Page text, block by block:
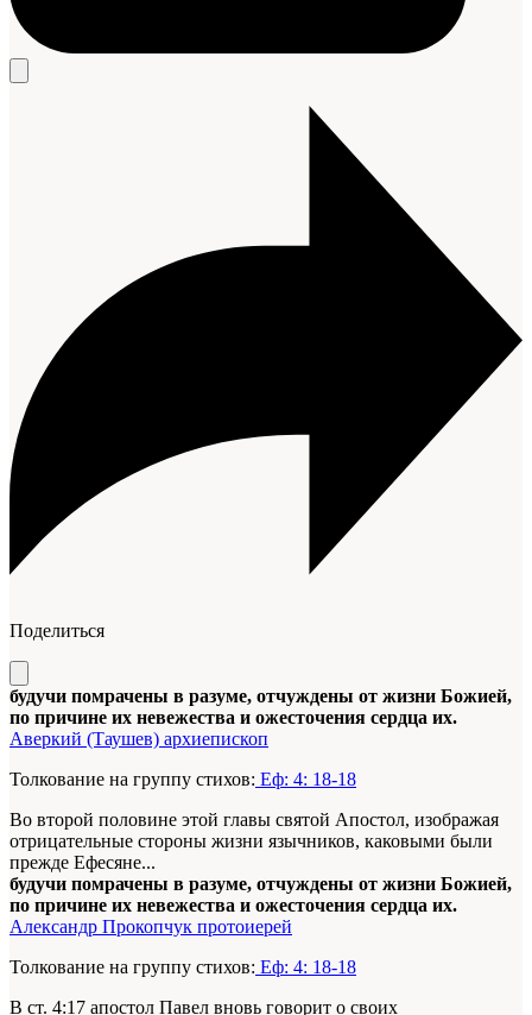
Поделиться
будучи помрачены в разуме, отчуждены от жизни Божией,
по причине их невежества и ожесточения сердца их.
Аверкий (Таушев) архиепископ
Толкование на группу стихов: Еф: 4: 18-18
Во второй половине этой главы святой Апостол, изображая
отрицательные стороны жизни язычников, каковыми были
прежде Ефесяне...
будучи помрачены в разуме, отчуждены от жизни Божией,
по причине их невежества и ожесточения сердца их.
Александр Прокопчук протоиерей
Толкование на группу стихов: Еф: 4: 18-18
В ст. 4:17 апостол Павел вновь говорит о своих